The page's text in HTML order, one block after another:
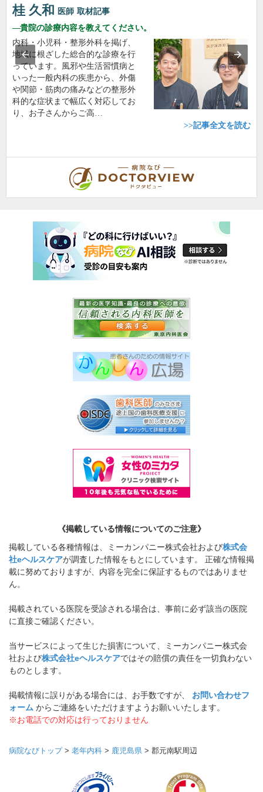
桂 久和 医師 取材記事
貴院の診療内容を教えてください。
内科・小児科・整形外科を掲げ、
地域に根ざした総合的な診療を行
っています。風邪や生活習慣病と
いった一般内科の疾患から、外傷
や関節・筋肉の痛みなどの整形外
科的な症状まで幅広く対応してお
り、お子さんからご高…
>>記事全文を読む
《掲載している情報についてのご注意》
掲載している各種情報は、ミーカンパニー株式会社および株式会
社eヘルスケアが調査した情報をもとにしています。 正確な情報掲
載に努めておりますが、内容を完全に保証するものではありませ
ん。
掲載されている医院を受診される場合は、事前に必ず該当の医院
に直接ご確認ください。
当サービスによって生じた損害について、ミーカンパニー株式会
社および株式会社eヘルスケアではその賠償の責任を一切負わない
ものとします。
掲載情報に誤りがある場合には、お手数ですが、 お問い合わせフ
ォーム からご連絡をいただけますようお願いいたします。
※お電話での対応は行っておりません
病院なびトップ> 老年内科 > 鹿児島県 > 郡元南駅周辺